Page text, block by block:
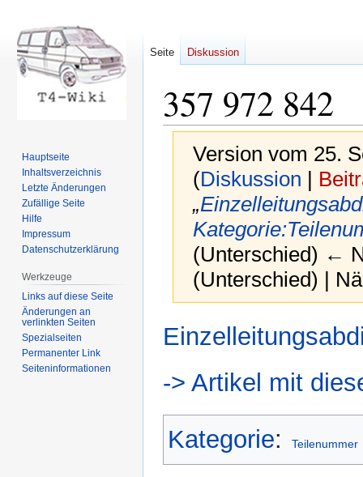
357 972 842
Version vom 25.
(Diskussion |
„
(Unterschied) ←
(Unterschied) |
Navigation
Suche
-> Artikel mit
Kategorie: Teilenummer
Seite Diskussion
Hauptseite
Inhaltsverzeichnis
Letzte Änderungen
Zufällige Seite
Hilfe
Impressum
Datenschutzerklärung
Werkzeuge
Links auf diese Seite
Änderungen an
verlinkten Seiten
Spezialseiten
Permanenter Link
Seiten­informationen